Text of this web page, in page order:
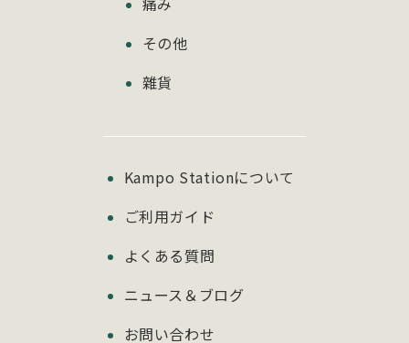
その他
雜貨
Kampo Stationについて
ご利用ガイド
よくある質問
ニュース＆ブログ
お問い合わせ